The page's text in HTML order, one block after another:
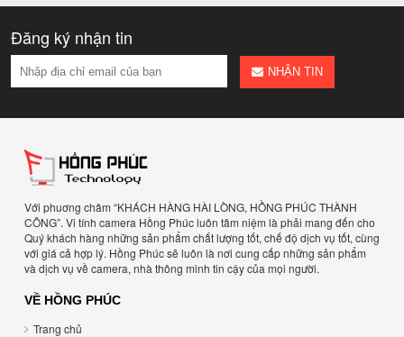
Đăng ký nhận tin
NHẬN TIN
Với phuơng châm “KHÁCH HÀNG HÀI LÒNG, HỒNG PHÚC THÀNH
CÔNG”. Vi tính camera Hồng Phúc luôn tâm niệm là phải mang đến cho
Quý khách hàng những sản phẩm chất lượng tốt, chế độ dịch vụ tốt, cùng
với giá cả hợp lý. Hồng Phúc sẽ luôn là nơi cung cấp những sản phẩm
và dịch vụ về camera, nhà thông minh tin cậy của mọi người.
VỀ HỒNG PHÚC
Trang chủ